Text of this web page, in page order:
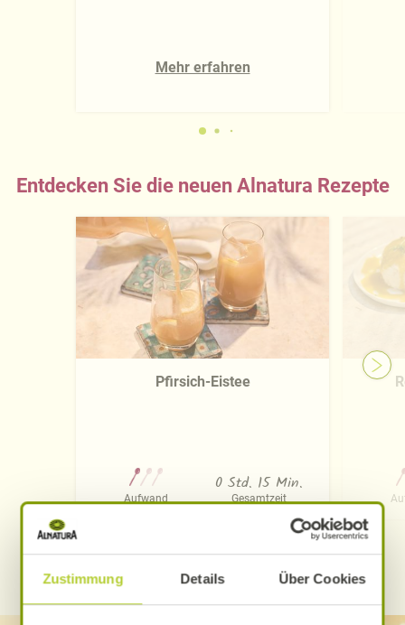
Zustimmung Details Über Cookies
Mehr erfahren
Entdecken Sie die neuen Alnatura Rezepte
Pfirsich-Eistee
Aufwand
0 Std. 15 Min.
Gesamtzeit
WEITERE ALNATURA REZEPTE FINDEN